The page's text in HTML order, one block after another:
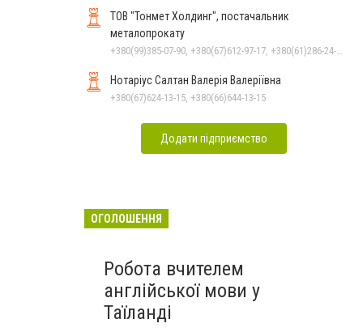
ТОВ "Тонмет Холдинг", постачальник
металопрокату
Нотаріус Салтан Валерія Валеріївна
+380(67)624-13-15, +380(66)644-13-15
Додати підприємство
ОГОЛОШЕННЯ
Робота вчителем
англійської мови у
Таїланді